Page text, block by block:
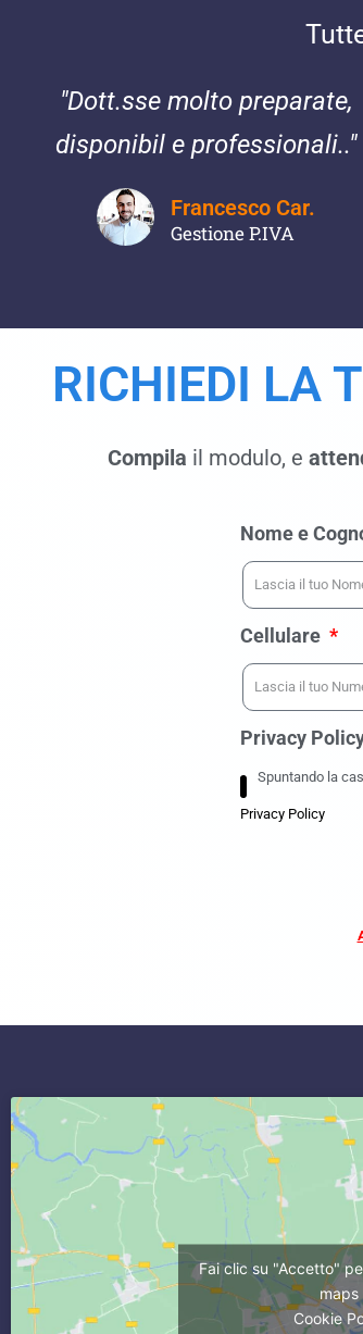
"Dott.sse molto preparate,
disponibil e professionali.."
Francesco Car.
Gestione P.IVA
RICHIEDI LA
Compila il modulo, e
Nome e
Cellulare
Privacy
Spuntando la
Privacy Policy
Fai clic su "Accetto"
maps
Cookie